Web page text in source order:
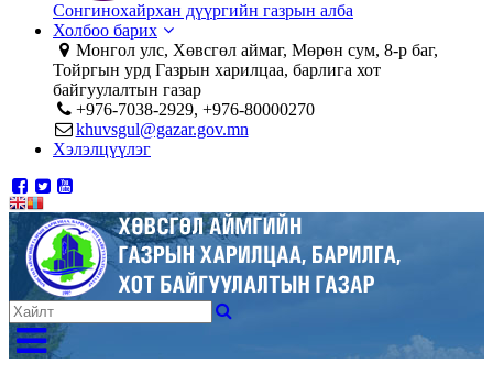
Сонгинохайрхан дүүргийн газрын алба
Холбоо барих
Монгол улс, Хөвсгөл аймаг, Мөрөн сум, 8-р баг,
Тойргын урд Газрын харилцаа, барлига хот
байгуулалтын газар
+976-7038-2929, +976-80000270
khuvsgul@gazar.gov.mn
Хэлэлцүүлэг